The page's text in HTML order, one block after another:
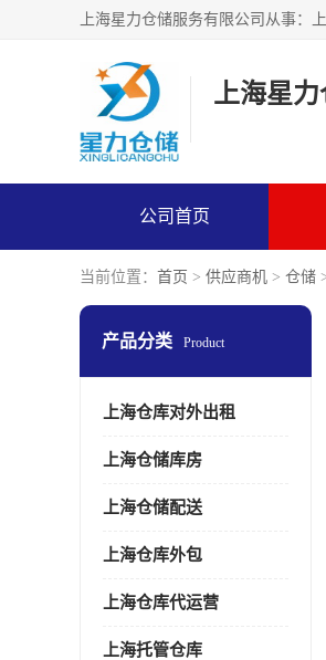
上海星力
公司首页
当前位置： 首页 > 供应商机 > 仓储
产品分类 Product
上海仓库对外出租
上海仓储库房
上海仓储配送
上海仓库外包
上海仓库代运营
上海托管仓库